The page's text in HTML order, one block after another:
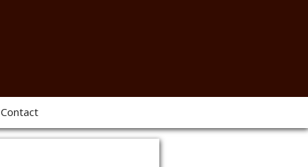
Contact